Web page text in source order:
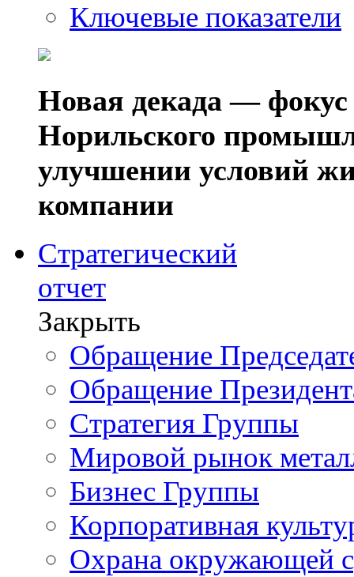
Ключевые показатели
Новая декада — фокус
Норильского
улучшении условий
компании
Стратегический
отчет
Закрыть
Обращение
Обращение
Стратегия Группы
Мировой рынок
Бизнес Группы
Корпоративная
Охрана окружающей